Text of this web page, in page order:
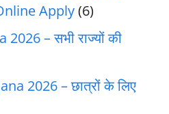
Apply(6)
– सभी राज्यों की
2026 – छात्रों के लिए